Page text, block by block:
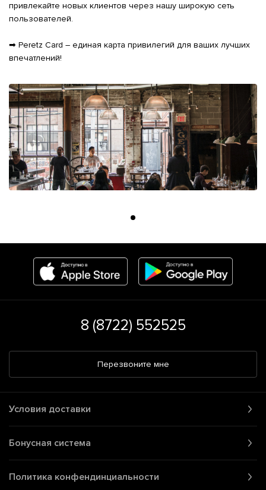
привлекайте новых клиентов через нашу широкую сеть
пользователей.
➡ Peretz Card – единая карта привилегий для ваших лучших
впечатлений!
8 (8722) 552525
Перезвоните мне
Условия доставки
Бонусная система
Политика конфендинциальности